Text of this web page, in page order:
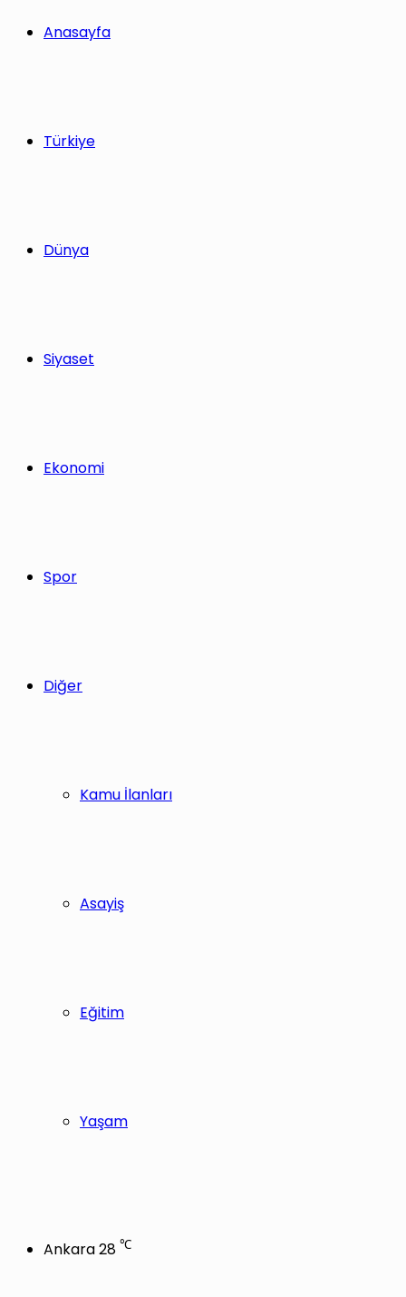
Anasayfa
Türkiye
Dünya
Siyaset
Ekonomi
Spor
Diğer
Kamu İlanları
Asayiş
Eğitim
Yaşam
Ankara28 ℃